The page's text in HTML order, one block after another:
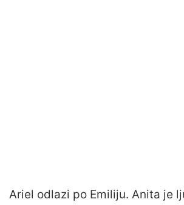
Ariel odlazi po Emiliju. Anita je